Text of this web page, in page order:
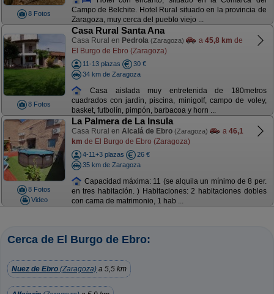
8 Fotos
Campo de Belchite. Hotel Rural situado en la provincia de
Zaragoza, muy cerca del pueblo viejo ...
8 Fotos
Casa Rural Santa Ana
Casa Rural en Pedrola (Zaragoza) a 45,8 km de
El Burgo de Ebro (Zaragoza)
11-13 plazas
30 €
34 km de Zaragoza
Casa aislada muy entretenida de 180metros
cuadrados con jardín, piscina, minigolf, campo de voley,
basket, futbolín, pimpón, barbacoa y horn ...
8 Fotos
Video
La Palmera de La Insula
Casa Rural en Alcalá de Ebro (Zaragoza) a 46,1
km de El Burgo de Ebro (Zaragoza)
4-11+3 plazas
26 €
35 km de Zaragoza
Capacidad máxima: 11 (se alquila un mínimo de 8 per.
en tres habitación. ) Habitaciones: 2 habitaciones dobles
con cama de matrimonio, 1 hab ...
Cerca de El Burgo de Ebro:
Nuez de Ebro (Zaragoza) a 5,5 km